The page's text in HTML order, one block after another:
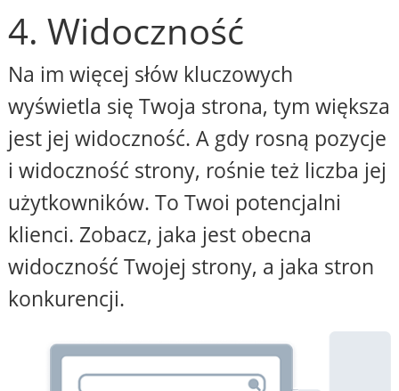
4. Widoczność
Na im więcej słów kluczowych
wyświetla się Twoja strona, tym większa
jest jej widoczność. A gdy rosną pozycje
i widoczność strony, rośnie też liczba jej
użytkowników. To Twoi potencjalni
klienci. Zobacz, jaka jest obecna
widoczność Twojej strony, a jaka stron
konkurencji.